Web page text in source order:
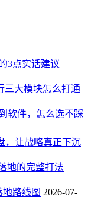
3点实话建议
三大模块怎么打通
软件，怎么选不踩
，让战略真正下沉
地的完整打法
路线图 2026-07-